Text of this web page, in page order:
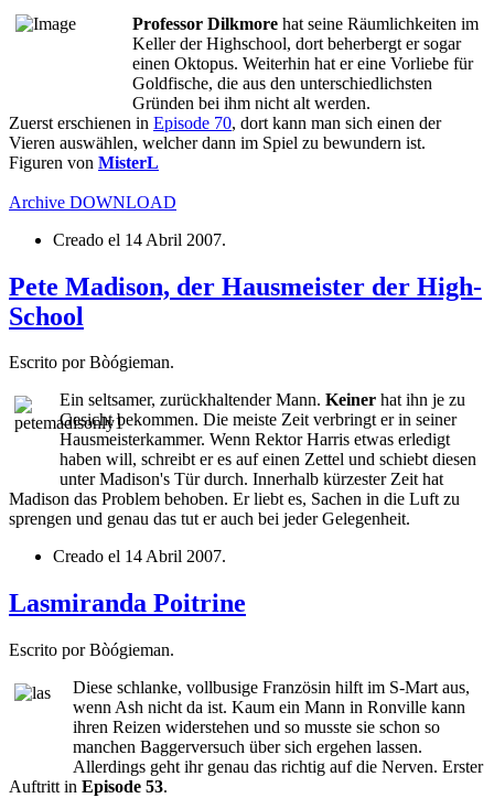
Professor Dilkmore hat seine Räumlichkeiten im
Keller der Highschool, dort beherbergt er sogar
einen Oktopus. Weiterhin hat er eine Vorliebe für
Goldfische, die aus den unterschiedlichsten
Gründen bei ihm nicht alt werden.
Zuerst erschienen in Episode 70, dort kann man sich einen der
Vieren auswählen, welcher dann im Spiel zu bewundern ist.
Figuren von MisterL
Archive DOWNLOAD
Creado el 14 Abril 2007.
Pete Madison, der Hausmeister der High-
School
Escrito por Bòógieman.
Ein seltsamer, zurückhaltender Mann. Keiner hat ihn je zu
Gesicht bekommen. Die meiste Zeit verbringt er in seiner
Hausmeisterkammer. Wenn Rektor Harris etwas erledigt
haben will, schreibt er es auf einen Zettel und schiebt diesen
unter Madison's Tür durch. Innerhalb kürzester Zeit hat
Madison das Problem behoben. Er liebt es, Sachen in die Luft zu
sprengen und genau das tut er auch bei jeder Gelegenheit.
Creado el 14 Abril 2007.
Lasmiranda Poitrine
Escrito por Bòógieman.
Diese schlanke, vollbusige Französin hilft im S-Mart aus,
wenn Ash nicht da ist. Kaum ein Mann in Ronville kann
ihren Reizen widerstehen und so musste sie schon so
manchen Baggerversuch über sich ergehen lassen.
Allerdings geht ihr genau das richtig auf die Nerven. Erster
Auftritt in Episode 53.